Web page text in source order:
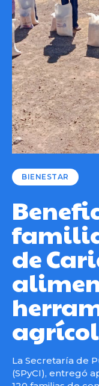
BIENESTAR
de
La Secretaría de
(SPyCI), entregó